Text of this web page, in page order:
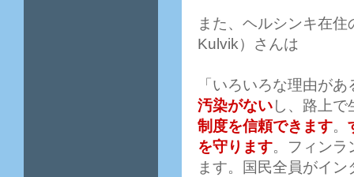
また、ヘルシンキ在
Kulvik）さんは
「いろいろな理由が
汚染がないし、路上
制度を信頼できます。
を守ります。フィンラ
ます。国民全員がイ